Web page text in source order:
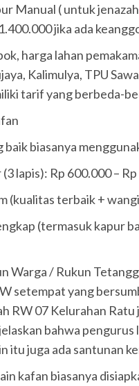
Manual ( untuk
jika ada
harga lahan
Kalimulya, TPU
tarif yang berbeda-
baik biasanya
lapis): Rp 600.000 –
(kualitas terbaik +
(termasuk kapur
Warga / Rukun
setempat yang
RW 07 Kelurahan Ratu
bahwa
itu juga ada santunan
kafan biasanya